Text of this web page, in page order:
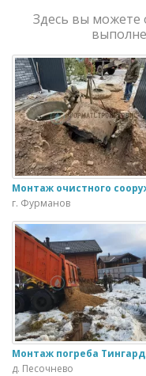
Здесь вы можете
г. Фурманов
Монтаж погреба Тингард
д. Песочнево